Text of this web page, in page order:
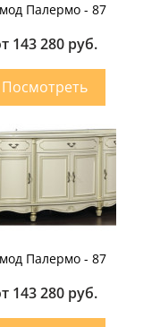
Палермо - 87
143 280 руб.
Палермо - 87
143 280 руб.